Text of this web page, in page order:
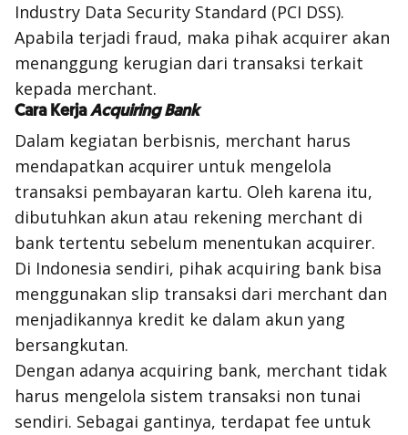
Industry Data Security Standard (PCI DSS).
Apabila terjadi fraud, maka pihak acquirer akan
menanggung kerugian dari transaksi terkait
kepada merchant.
Cara KerjaAcquiring Bank
Dalam kegiatan berbisnis, merchant harus
mendapatkan acquirer untuk mengelola
transaksi pembayaran kartu. Oleh karena itu,
dibutuhkan akun atau rekening merchant di
bank tertentu sebelum menentukan acquirer.
Di Indonesia sendiri, pihak acquiring bank bisa
menggunakan slip transaksi dari merchant dan
menjadikannya kredit ke dalam akun yang
bersangkutan.
Dengan adanya acquiring bank, merchant tidak
harus mengelola sistem transaksi non tunai
sendiri. Sebagai gantinya, terdapat fee untuk